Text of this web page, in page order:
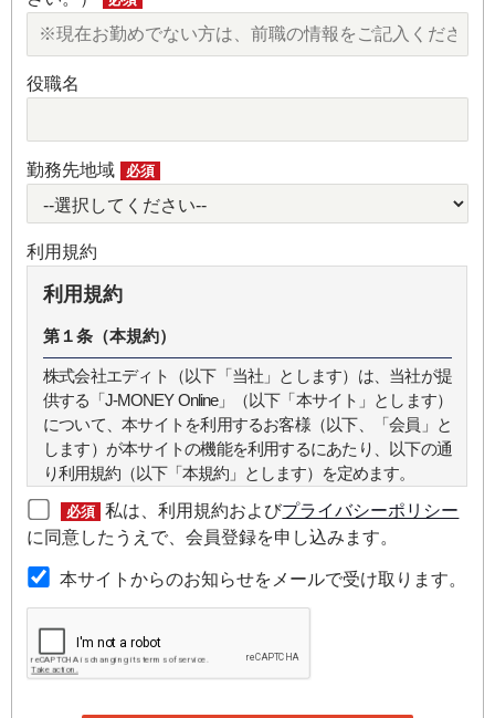
役職名
勤務先地域 必須
利用規約
利用規約
第１条（本規約）
株式会社エディト（以下「当社」とします）は、当社が提
供する「J-MONEY Online」（以下「本サイト」とします）
について、本サイトを利用するお客様（以下、「会員」と
します）が本サイトの機能を利用するにあたり、以下の通
り利用規約（以下「本規約」とします）を定めます。
第２条（本規約の範囲）
本規約は本サイトが提供するサービスについて規定したも
のです。
第３条（会員）
本サイトの会員は、機関投資家や金融機関の役職員、事業
必須 私は、利用規約およびプライバシーポリシー
に同意したうえで、会員登録を申し込みます。
本サイトからのお知らせをメールで受け取ります。